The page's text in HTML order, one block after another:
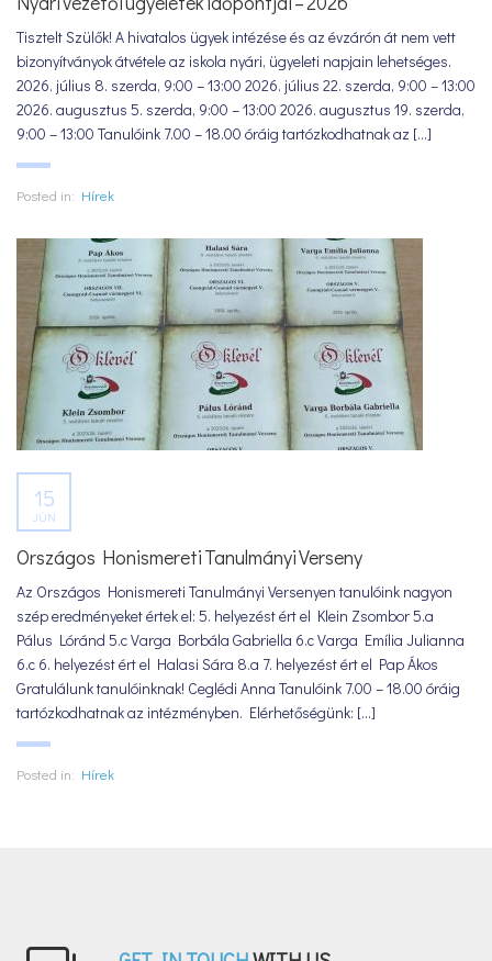
Tisztelt Szülők! A hivatalos ügyek intézése és az évzárón át nem vett
bizonyítványok átvétele az iskola nyári, ügyeleti napjain lehetséges.
2026. július 8. szerda, 9:00 – 13:00 2026. július 22. szerda, 9:00 – 13:00
2026. augusztus 5. szerda, 9:00 – 13:00 2026. augusztus 19. szerda,
9:00 – 13:00 Tanulóink 7.00 – 18.00 óráig tartózkodhatnak az [...]
Posted in: Hírek
15
JÚN
Országos Honismereti Tanulmányi Verseny
Az Országos Honismereti Tanulmányi Versenyen tanulóink nagyon
szép eredményeket értek el: 5. helyezést ért el Klein Zsombor 5.a
Pálus Lóránd 5.c Varga Borbála Gabriella 6.c Varga Emília Julianna
6.c 6. helyezést ért el Halasi Sára 8.a 7. helyezést ért el Pap Ákos
Gratulálunk tanulóinknak! Ceglédi Anna Tanulóink 7.00 – 18.00 óráig
tartózkodhatnak az intézményben. Elérhetőségünk: [...]
Posted in: Hírek